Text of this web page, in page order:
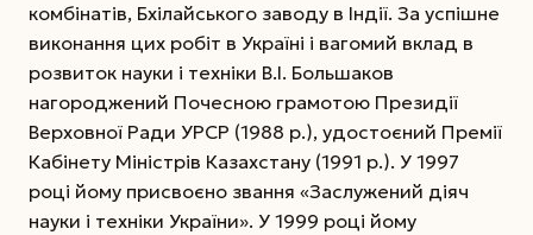
комбінатів, Бхілайського заводу в Індії. За успішне
виконання цих робіт в Україні і вагомий вклад в
розвиток науки і техніки В.І. Большаков
нагороджений Почесною грамотою Президії
Верховної Ради УРСР (1988 р.), удостоєний Премії
Кабінету Міністрів Казахстану (1991 р.). У 1997
році йому присвоєно звання «Заслужений діяч
науки і техніки України». У 1999 році йому